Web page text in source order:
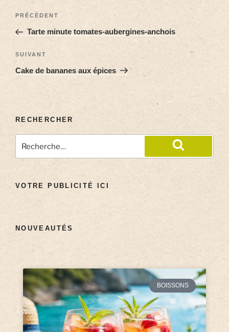
PRÉCÉDENT
Tarte minute tomates-aubergines-anchois
SUIVANT
Cake de bananes aux épices
RECHERCHER
VOTRE PUBLICITÉ ICI
NOUVEAUTÉS
BOISSONS